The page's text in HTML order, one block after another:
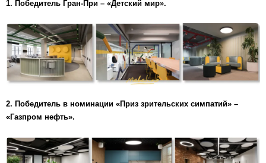
1. Победитель Гран-При – «Детский мир».
2. Победитель в номинации «Приз зрительских симпатий» –
«Газпром нефть».